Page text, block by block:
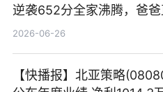
逆袭652分全家沸腾，爸爸
“没查错吧” 焦点简讯
2026-06-26
【快播报】北亚策略